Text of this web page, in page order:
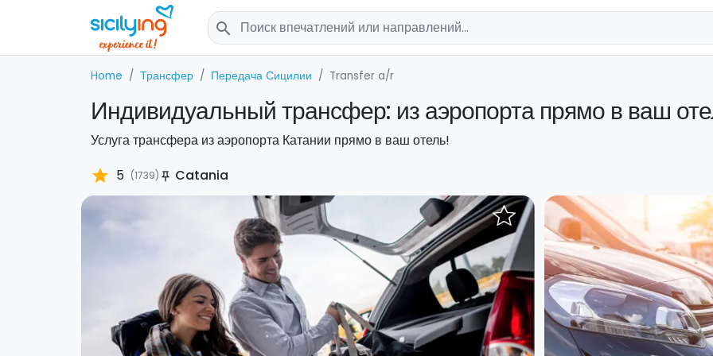
search
Home Трансфер Передача Сицилии Transfer a/r
Индивидуальный трансфер: из аэропорта прямо в ваш
Услуга трансфера из аэропорта Катании прямо в ваш отель!
star 5 (1739) push_pin Catania